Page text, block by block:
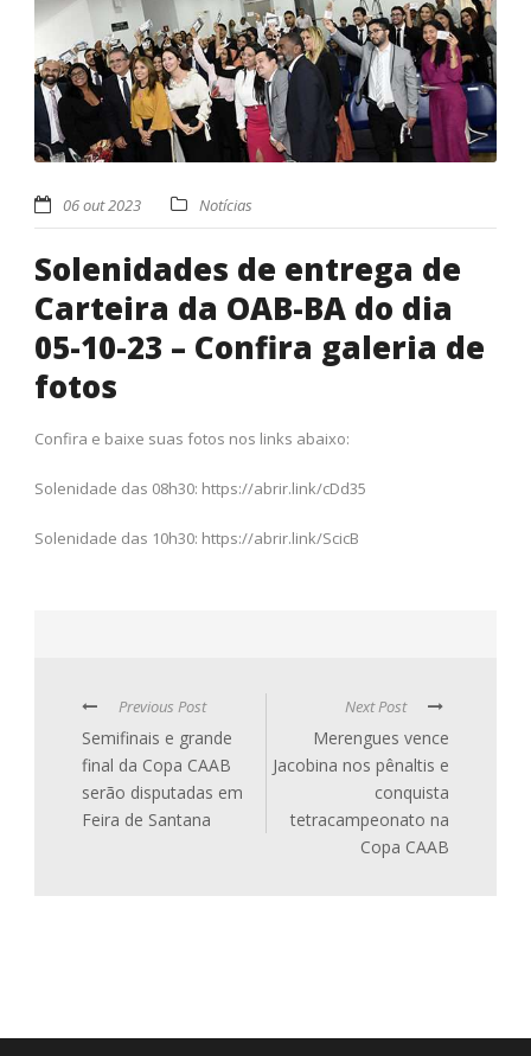
06 out 2023 Notícias
Solenidades de entrega de
Carteira da OAB-BA do dia
05-10-23 – Confira galeria de
fotos
Confira e baixe suas fotos nos links abaixo:
Solenidade das 08h30: https://abrir.link/cDd35
Solenidade das 10h30: https://abrir.link/ScicB
Previous Post
Semifinais e grande
final da Copa CAAB
serão disputadas em
Feira de Santana
Next Post
Merengues vence
Jacobina nos pênaltis e
conquista
tetracampeonato na
Copa CAAB